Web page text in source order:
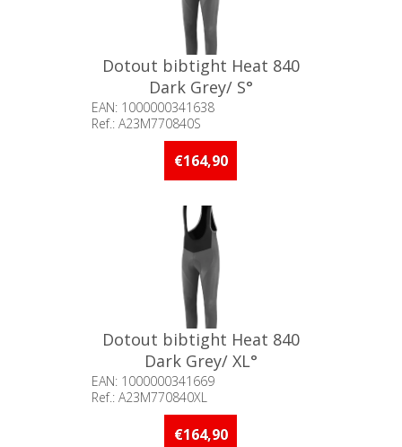
Dotout bibtight Heat 840
Dark Grey/ S°
EAN: 1000000341638
Ref.: A23M770840S
Beschikbaarheid:: Minder dan 5
stuks op voorraad
€164,90
Dotout bibtight Heat 840
Dark Grey/ XL°
EAN: 1000000341669
Ref.: A23M770840XL
Beschikbaarheid:: Minder dan 5
stuks op voorraad
€164,90